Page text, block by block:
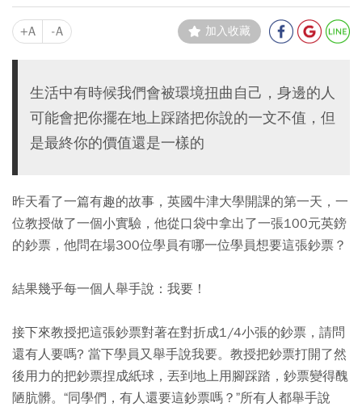
+A -A 加入收藏
生活中有時候我們會被環境扭曲自己，身邊的人
可能會把你擺在地上踩踏把你說的一文不值，但
是最終你的價值還是一樣的
昨天看了一篇有趣的故事，英國牛津大學開課的第一天，一
位教授做了一個小實驗，他從口袋中拿出了一張100元英鎊
的鈔票，他問在場300位學員有哪一位學員想要這張鈔票？
結果幾乎每一個人舉手說：我要！
接下來教授把這張鈔票對著在對折成1/4小張的鈔票，請問
還有人要嗎? 當下學員又舉手說我要。教授把鈔票打開了然
後用力的把鈔票捏成紙球，丟到地上用腳踩踏，鈔票變得醜
陋肮髒。“同學們，有人還要這鈔票嗎？”所有人都舉手說